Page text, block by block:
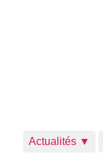
Actualités ▼